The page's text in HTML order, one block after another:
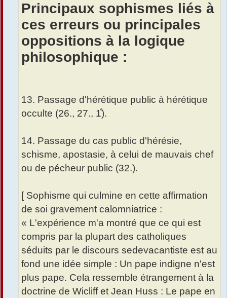
Principaux sophismes liés à
ces erreurs ou principales
oppositions à la logique
philosophique :
13. Passage d'hérétique public à hérétique
occulte (26., 27., 1̊).
14. Passage du cas public d'hérésie,
schisme, apostasie, à celui de mauvais chef
ou de pécheur public (32.).
[ Sophisme qui culmine en cette affirmation
de soi gravement calomniatrice :
« L'expérience m'a montré que ce qui est
compris par la plupart des catholiques
séduits par le discours sedevacantiste est au
fond une idée simple : Un pape indigne n'est
plus pape. Cela ressemble étrangement à la
doctrine de Wicliff et Jean Huss : Le pape en